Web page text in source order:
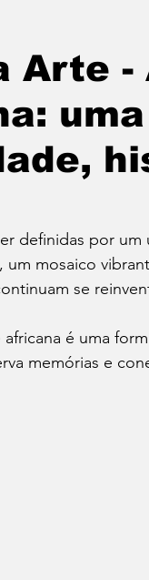
Arte -
definidas por
um mosaico
se
é uma
memórias e